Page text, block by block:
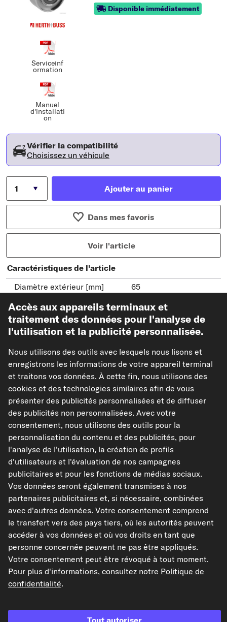
Serviceinf
ormation
Manuel
d'installati
on
Disponible immédiatement
Vérifier la compatibilité
Choisissez un véhicule
Ajouter au panier
Dans mes favoris
Voir l'article
Caractéristiques de l'article
Diamètre extérieur [mm]
65
Largeur [mm]
26
Périphériques entraînés
Arbre à came
Modèles de véhicules compatibles
FEBI BILSTEIN Poulie renvoi/transmission,
courroie de distribution
Réf : 17712
13,20 €
TVA de 20% incluse, plus frais de port
Disponible immédiatement
Vérifier la compatibilité
Choisissez un véhicule
Ajouter au panier
Accès aux appareils terminaux et
traitement des données pour l'analyse de
l'utilisation et la publicité personnalisée.
Nous utilisons des outils avec lesquels nous lisons et
enregistrons les informations de votre appareil terminal
et traitons vos données. À cette fin, nous utilisons des
cookies et des technologies similaires afin de vous
présenter des publicités personnalisées et de diffuser
des publicités non personnalisées. Avec votre
consentement, nous utilisons des outils pour la
personnalisation du contenu et des publicités, pour
l'analyse de l'utilisation, la création de profils
d'utilisateurs et l'évaluation de nos campagnes
publicitaires et pour les fonctions de médias sociaux.
Vos données seront également transmises à nos
partenaires publicitaires et, si nécessaire, combinées
avec d'autres données. Votre consentement comprend
le transfert vers des pays tiers, où les autorités peuvent
accéder à vos données et où vos droits en tant que
personne concernée peuvent ne pas être appliqués.
Votre consentement peut être révoqué à tout moment.
Pour plus d'informations, consultez notre Politique de
confidentialité.
Tout autoriser